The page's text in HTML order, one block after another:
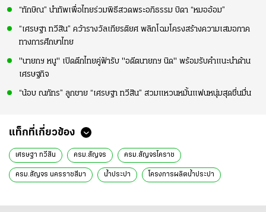
“ทักษิณ” นำทัพเพื่อไทยร่วมพิธีสวดพระอภิธรรม บิดา “หมออ้อม”
“เศรษฐา ทวีสิน” คว้ารางวัลเกียรติยศ พลิกโฉมโครงสร้างความเสมอภาค
ทางการศึกษาไทย
"นายกฯ หนู" เปิดตึกไทยคู่ฟ้ารับ "อดีตนายกฯ นิด" พร้อมรับคำแนะนำด้าน
เศรษฐกิจ
“น้อบ ณภัทร” ลูกชาย “เศรษฐา ทวีสิน” สวมแหวนหมั้นแฟนหนุ่มสุดชื่นมื่น
แท็กที่เกี่ยวข้อง
เศรษฐา ทวีสิน ครม.สัญจร ครม.สัญจรโคราช
ครม.สัญจร นครราชสีมา น้ําประปา โครงการผลิตน้ำประปา